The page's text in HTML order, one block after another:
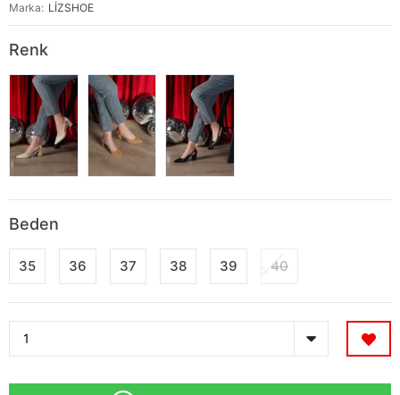
Marka
LİZSHOE
Renk
Beden
35 36 37 38 39 40